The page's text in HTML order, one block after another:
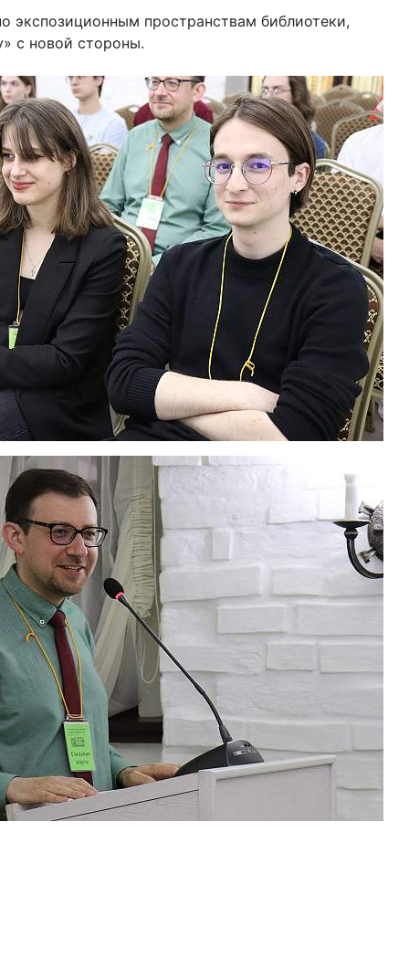
пространствам библиотеки,
с новой стороны.